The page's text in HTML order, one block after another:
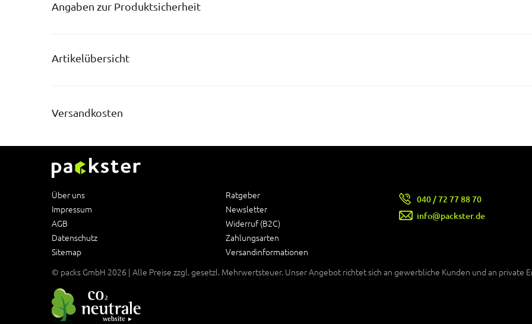
Angaben zur Produktsicherheit
Artikelübersicht
Versandkosten
Über uns
Impressum
AGB
Datenschutz
Sitemap
Ratgeber
Newsletter
Widerruf (B2C)
Zahlungsarten
Versandinformationen
040 / 72 77 88 70
info@packster.de
© packs GmbH 2026 | Alle Preise zzgl. gesetzl. Mehrwertsteuer. Unser Angebot richtet sich an gewerbliche Kunden und an private